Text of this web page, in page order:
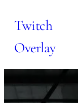
Twitch
Overlay